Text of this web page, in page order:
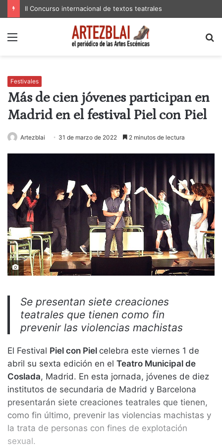
II Concurso internacional de textos teatrales
Menú
Festivales
Más de cien jóvenes participan en
Madrid en el festival Piel con Piel
Artezblai 31 de marzo de 2022 2 minutos de lectura
Se presentan siete creaciones
teatrales que tienen como fin
prevenir las violencias machistas
El Festival Piel con Piel celebra este viernes 1 de
abril su sexta edición en el Teatro Municipal de
Coslada, Madrid. En esta jornada, jóvenes de diez
institutos de secundaria de Madrid y Barcelona
presentarán siete creaciones teatrales que tienen,
como fin último, prevenir las violencias machistas y
la trata de personas con fines de explotación
sexual.